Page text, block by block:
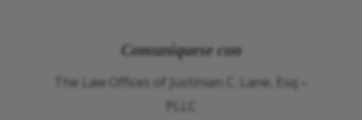
Comuníquese con
The Law Offices of Justinian C. Lane, Esq –
PLLC